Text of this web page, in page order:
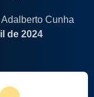
Adalberto Cunha
de 2024